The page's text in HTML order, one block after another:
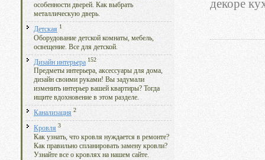
особенности дверей. Как выбрать
металлическую дверь.
Детская 1
Оборудование детской комнаты, мебель,
освещение. Все для детской.
Дизайн интерьера 152
Предметы интерьера, аксессуары для дома,
дизайн своими руками! Вы задумали
изменить интерьер вашей квартиры? Тогда
ищите вдохновение в этом разделе.
Канализация 2
Кровля 3
Как узнать, что кровля нуждается в ремонте?
Как правильно спланировать замену кровли?
Узнайте все о кровлях на нашем сайте.
декоре